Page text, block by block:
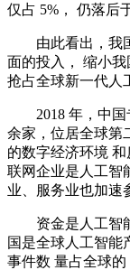
仅占 5%， 仍落后
由此看出，我国
面的投入， 缩小
抢占全球新一代人
2018 年，中国
余家，位居全球第
的数字经济环境
联网企业是人工智
业、服务业也加速
资金是人工智能
国是全球人工智能
事件数 量占全球的